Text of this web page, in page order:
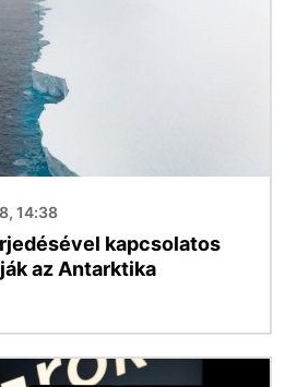
14:38
kapcsolatos
az Antarktika